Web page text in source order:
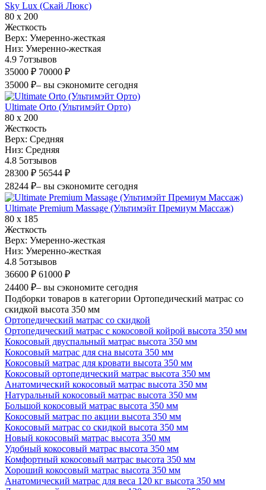
Sky Lux (Скай Люкс)
80 х 200
Жесткость
Верх: Умеренно-жесткая
Низ: Умеренно-жесткая
4.9 7отзывов
35000 ₽ 70000 ₽
35000 ₽– вы сэкономите сегодня
Ultimate Orto (Ультимэйт Орто)
80 х 200
Жесткость
Верх: Средняя
Низ: Средняя
4.8 5отзывов
28300 ₽ 56544 ₽
28244 ₽– вы сэкономите сегодня
Ultimate Premium Massage (Ультимэйт Премиум Массаж)
80 х 185
Жесткость
Верх: Умеренно-жесткая
Низ: Умеренно-жесткая
4.8 5отзывов
36600 ₽ 61000 ₽
24400 ₽– вы сэкономите сегодня
Подборки товаров в категории Ортопедический матрас со
скидкой высота 350 мм
Ортопедический матрас со скидкой
Ортопедический матрас с кокосовой койрой высота 350 мм
Кокосовый двуспальный матрас высота 350 мм
Кокосовый матрас для сна высота 350 мм
Кокосовый матрас для кровати высота 350 мм
Кокосовый ортопедический матрас высота 350 мм
Анатомический кокосовый матрас высота 350 мм
Натуральный кокосовый матрас высота 350 мм
Большой кокосовый матрас высота 350 мм
Кокосовый матрас по акции высота 350 мм
Кокосовый матрас со скидкой высота 350 мм
Новый кокосовый матрас высота 350 мм
Удобный кокосовый матрас высота 350 мм
Комфортный кокосовый матрас высота 350 мм
Хороший кокосовый матрас высота 350 мм
Анатомический матрас для веса 120 кг высота 350 мм